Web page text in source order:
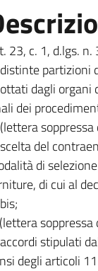
23, c. 1, d.lgs.
partizioni
dagli organi
dei
del
di
di cui al
stipulati
degli articoli